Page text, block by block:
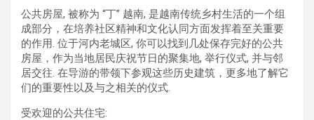
公共房屋, 被称为 “丁” 越南, 是越南传统乡村生活的一个组
成部分，在培养社区精神和文化认同方面发挥着至关重要
的作用. 位于河内老城区, 你可以找到几处保存完好的公共
房屋，作为当地居民庆祝节日的聚集地, 举行仪式, 并与邻
居交往. 在导游的带领下参观这些历史建筑，更多地了解它
们的重要性以及与之相关的仪式.
受欢迎的公共住宅: